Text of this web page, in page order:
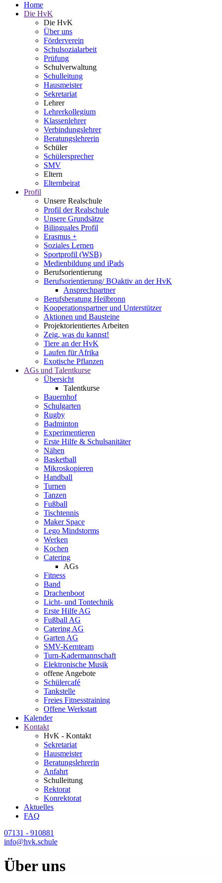
Home
Die HvK
Die HvK
Über uns
Förderverein
Schulsozialarbeit
Prüfung
Schulverwaltung
Schulleitung
Hausmeister
Sekretariat
Lehrer
Lehrerkollegium
Klassenlehrer
Verbindungslehrer
Beratungslehrerin
Schüler
Schülersprecher
SMV
Eltern
Elternbeirat
Profil
Unsere Realschule
Profil der Realschule
Unsere Grundsätze
Bilinguales Profil
Erasmus +
Soziales Lernen
Sportprofil (WSB)
Medienbildung und iPads
Berufsorientierung
Berufsorientierung/ BOaktiv an der HvK
Ansprechpartner
Berufsberatung Heilbronn
Kooperationspartner und Unterstützer
Aktionen und Bausteine
Projektorientiertes Arbeiten
Zeig, was du kannst!
Tiere an der HvK
Laufen für Afrika
Exotische Pflanzen
AGs und Talentkurse
Übersicht
Talentkurse
Bauernhof
Schulgarten
Rugby
Badminton
Experimentieren
Erste Hilfe & Schulsanitäter
Nähen
Basketball
Mikroskopieren
Handball
Turnen
Tanzen
Fußball
Tischtennis
Maker Space
Lego Mindstorms
Werken
Kochen
Catering
AGs
Fitness
Band
Drachenboot
Licht- und Tontechnik
Erste Hilfe AG
Fußball AG
Catering AG
Garten AG
SMV-Kernteam
Turn-Kadermannschaft
Elektronische Musik
offene Angebote
Schülercafé
Tankstelle
Freies Fitnesstraining
Offene Werkstatt
Kalender
Kontakt
HvK - Kontakt
Sekretariat
Hausmeister
Beratungslehrerin
Anfahrt
Schulleitung
Rektorat
Konrektorat
Aktuelles
FAQ
07131 - 910881
info@hvk.schule
Über uns